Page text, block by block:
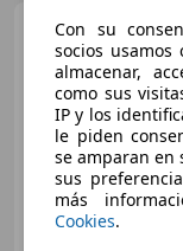
01/2013
Con su
socios usamos
almacenar,
como sus
IP y los
le piden
se amparan en
sus
más
Cookies.